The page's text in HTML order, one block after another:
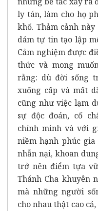
ly tán, làm cho họ
khổ. Thảm cảnh
dám tự tin tạo lập
Cảm nghiệm được
thức và mong
rằng: dù đời sống
xuống cấp và mất
cũng như việc lạm
sự độc đoán, cố
chính mình và với
niềm hạnh phúc
nhẫn nại, khoan
trở nên điểm tựa
Thánh Cha khuyên
mà những người
cho nhau thật cao